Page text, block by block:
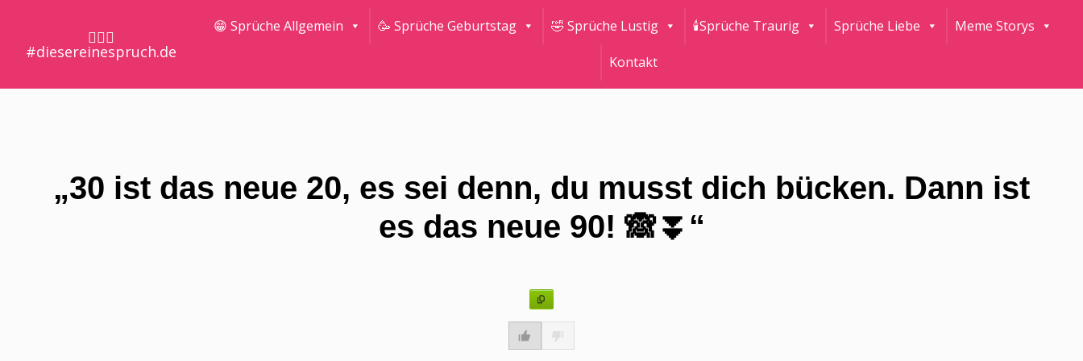
🤷🏼‍♀️
#diesereinespruch.de
😁 Sprüche Allgemein 🥳 Sprüche Geburtstag 🤣 Sprüche Lustig 🕯Sprüche Traurig Sprüche Liebe Meme Storys
Kontakt
„30 ist das neue 20, es sei denn, du musst dich bücken. Dann ist
es das neue 90! 🙈⏬“